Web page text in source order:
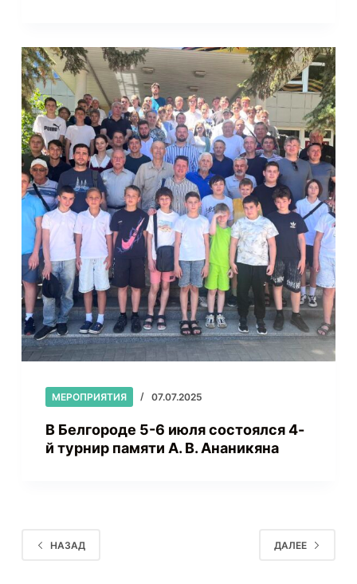
МЕРОПРИЯТИЯ 07.07.2025
В Белгороде 5-6 июля состоялся 4-
й турнир памяти А. В. Ананикяна
НАЗАД ДАЛЕЕ